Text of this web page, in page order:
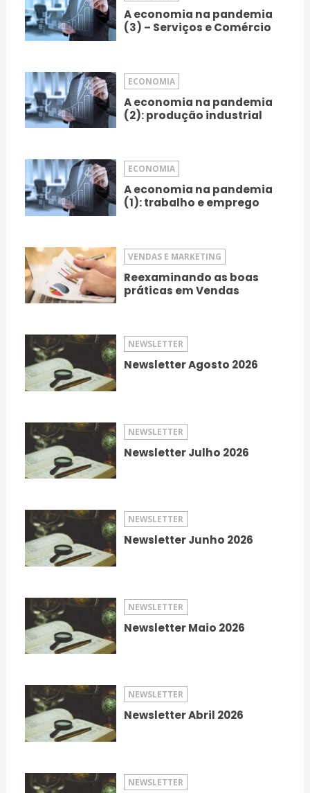
A economia na pandemia
(3) – Serviços e Comércio
ECONOMIA
A economia na pandemia
(2): produção industrial
ECONOMIA
A economia na pandemia
(1): trabalho e emprego
VENDAS E MARKETING
Reexaminando as boas
práticas em Vendas
NEWSLETTER
Newsletter Agosto 2026
NEWSLETTER
Newsletter Julho 2026
NEWSLETTER
Newsletter Junho 2026
NEWSLETTER
Newsletter Maio 2026
NEWSLETTER
Newsletter Abril 2026
NEWSLETTER